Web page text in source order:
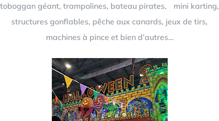
toboggan géant, trampolines, bateau pirates, mini karting,
structures gonflables, pêche aux canards, jeux de tirs,
machines à pince et bien d’autres…